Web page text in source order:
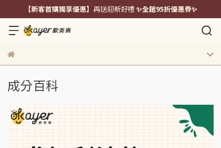
【新客首購獨享優惠】 再送迎新好禮 ✨全館95折優惠券✨
成分百科